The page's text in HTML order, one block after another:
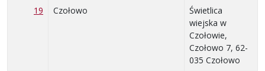
19
Czołowo
Świetlica
wiejska w
Czołowie,
Czołowo 7, 62-
035 Czołowo